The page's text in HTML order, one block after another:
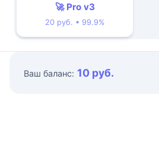
🚀 Pro v3
20 руб. • 99.9%
Ваш баланс: 10 руб.